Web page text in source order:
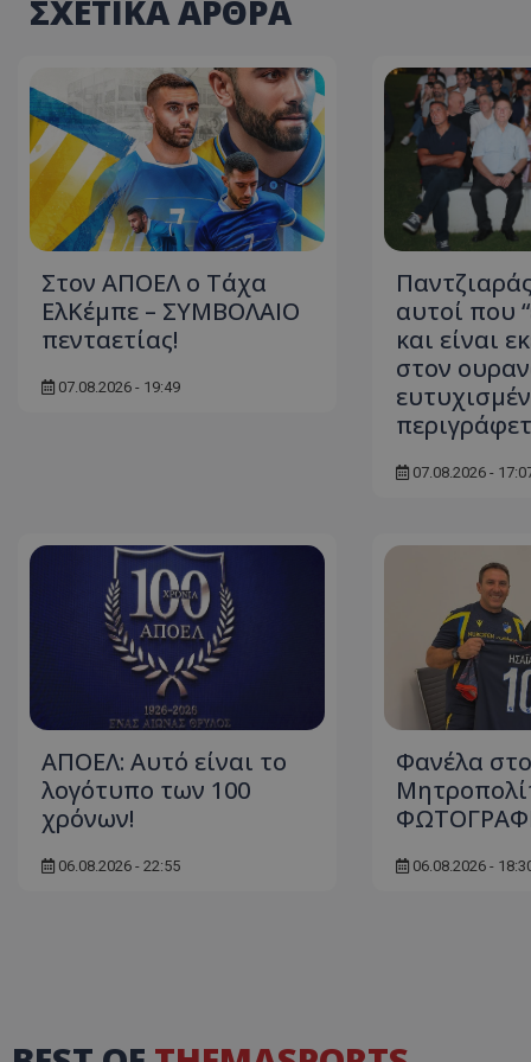
ΣΧΕΤΙΚΑ ΑΡΘΡΑ
Στον ΑΠΟΕΛ ο Τάχα
ΕλΚέμπε – ΣΥΜΒΟΛΑΙΟ
πενταετίας!
07.08.2026 - 19:49
αυτοί που
και είναι
στον
07.08.2026 -
ΑΠΟΕΛ: Αυτό είναι το
λογότυπο των 100
χρόνων!
06.08.2026 - 22:55
Φανέλα
06.08.2026 -